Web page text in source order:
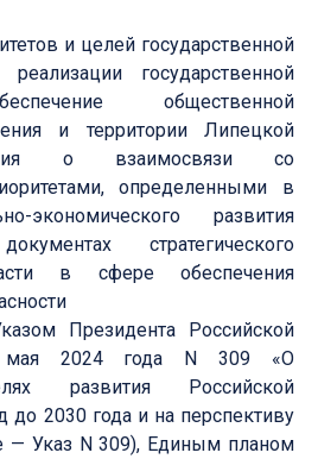
и целей государственной
государственной
общественной
и территории Липецкой
о взаимосвязи со
определенными в
экономического развития
стратегического
в сфере обеспечения
Президента Российской
2024 года N 309 «О
развития Российской
до 2030 года и на перспективу
— Указ N 309), Единым планом